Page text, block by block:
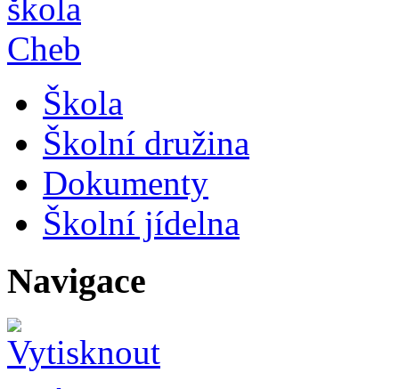
Škola
Školní družina
Dokumenty
Školní jídelna
Navigace